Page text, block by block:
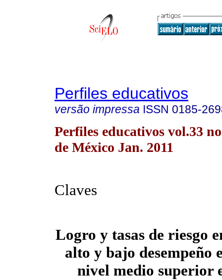
Perfiles educativos
versão impressa ISSN 0185-
Perfiles educativos vol.33
de México Jan. 2011
Claves
Logro y tasas de riesgo
alto y bajo desempeño
nivel medio superior